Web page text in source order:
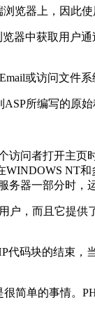
览器上，因此
器中获取用户
或访问文件系
所编写的原
问者打开主
WINDOWS
务器一部分时
，而且它提
码块的结束，
简单的事情。